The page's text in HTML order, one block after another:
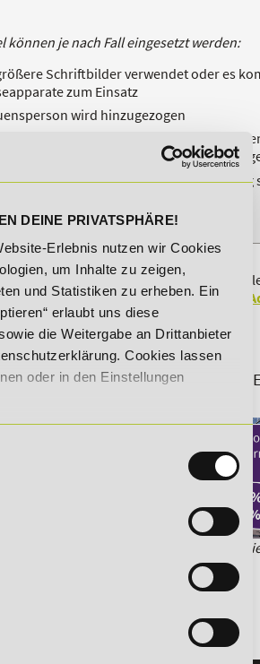
DEINE PRIVATSPHÄRE!
Erlebnis nutzen wir Cookies
um Inhalte zu zeigen,
und Statistiken zu erheben. Ein
erlaubt uns diese
die Weitergabe an Drittanbieter
Cookies lassen
oder in den Einstellungen
können je nach Fall eingesetzt werden:
Schriftbilder verwendet oder es
zum Einsatz
wird hinzugezogen
der Prüfungszeit wird
eine oder mehrere Pausen werden
findet eine Einzelprüfung
dieses Thema erfahren?Dann
"Ausbildung der Ausbilder IHK -
Thema ausführlich behandelt wird.
Lexikon-Rabatt zusätzlich auf
ist mit weiteren Rabatten
mit diesem Anfangsbuchstaben.